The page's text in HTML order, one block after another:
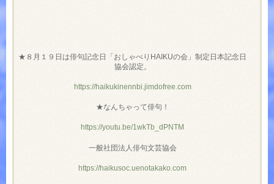
★８月１９日は俳句記念日「おしゃべりHAIKUの会」制定日本記念日
協会認定。
https://haikukinennbi.jimdofree.com
★なんちゃって俳句！
https://youtu.be/1wkTb_dPNTM
一般社団法人俳句文芸協会
https://haikusoc.uenotakako.com